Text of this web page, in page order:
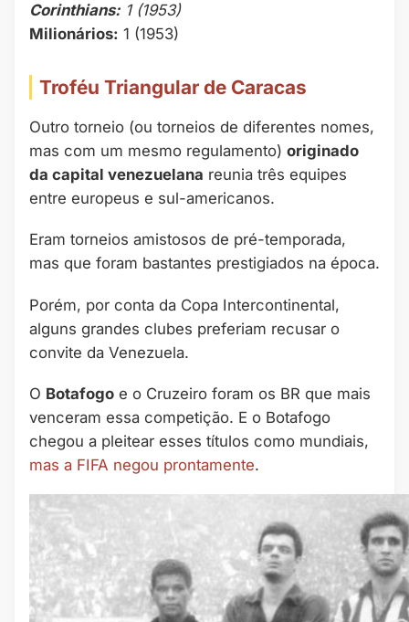
Corinthians: 1 (1953)
Milionários: 1 (1953)
Troféu Triangular de Caracas
Outro torneio (ou torneios de diferentes nomes,
mas com um mesmo regulamento) originado
da capital venezuelana reunia três equipes
entre europeus e sul-americanos.
Eram torneios amistosos de pré-temporada,
mas que foram bastantes prestigiados na época.
Porém, por conta da Copa Intercontinental,
alguns grandes clubes preferiam recusar o
convite da Venezuela.
O Botafogo e o Cruzeiro foram os BR que mais
venceram essa competição. E o Botafogo
chegou a pleitear esses títulos como mundiais,
mas a FIFA negou prontamente.